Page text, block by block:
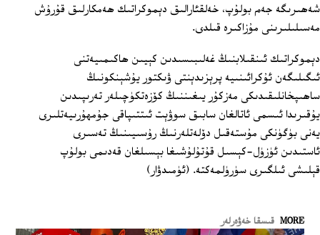
شەھىرىگە جەم بولۇپ، خەلقئارالىق دېموكراتىك ھەمكارلىق قۇرۇش
مەسىلىلىرىنى مۇزاكىرە قىلدى.
دېموكراتىك ئىنقىلابنىڭ غەلىبىسىدىن كېيىن ھاكىمىيەتنى
ئىگىلىگەن ئۇكرائىنىيە پرېزىدېنتى ۋىكتور يۇشېنكونىڭ
ساھىپخانلىقىدىكى مەزكۇر يىغىننىڭ كۆزەتكۈچىلەر تەرىپىدىن
يۇقىرىدا ئىسمى ئاتالغان سابىق سوۋېت ئىتتىپاقى جۇمھۇرىيەتلىرى
يەنى بۈگۈنكى مۇستەقىل دۆلەتلەرنىڭ رۇسىيىنىڭ تەسىرى
ئاستىدىن ئۈزۈل-كېسىل قۇتۇلۇشىغا بېسىلغان قەدىمى بولۇپ
قېلىشى ئىلگىرى سۈرۈلمەكتە. (ئۈمىدۋار)
MORE قىسقا خەۋەرلەر